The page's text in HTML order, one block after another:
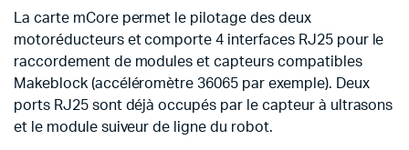
La carte mCore permet le pilotage des deux
motoréducteurs et comporte 4 interfaces RJ25 pour le
raccordement de modules et capteurs compatibles
Makeblock (accéléromètre 36065 par exemple). Deux
ports RJ25 sont déjà occupés par le capteur à ultrasons
et le module suiveur de ligne du robot.